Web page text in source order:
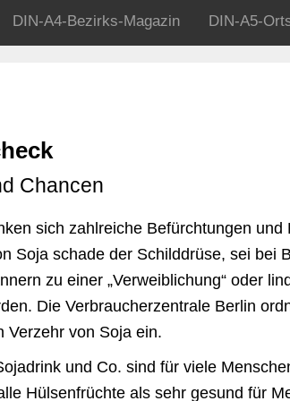
DIN-A4-Bezirks-Magazin DIN-A5-
Chancen
sich zahlreiche Befürchtungen und
Soja schade der Schilddrüse, sei bei
zu einer „Verweiblichung“ oder
Die Verbraucherzentrale Berlin
Verzehr von Soja ein.
und Co. sind für viele
Hülsenfrüchte als sehr gesund für